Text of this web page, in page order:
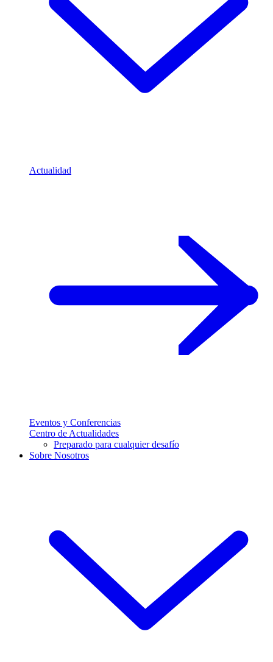
Actualidad
Eventos y Conferencias
Centro de Actualidades
Preparado para cualquier desafío
Sobre Nosotros